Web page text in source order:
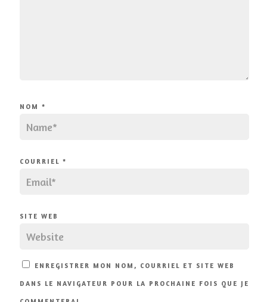
NOM *
COURRIEL *
SITE WEB
ENREGISTRER MON NOM, COURRIEL ET SITE WEB
DANS LE NAVIGATEUR POUR LA PROCHAINE FOIS QUE JE